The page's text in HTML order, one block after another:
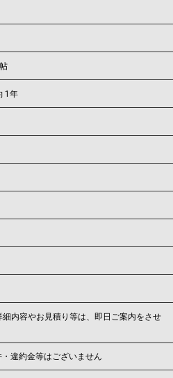
1年
細内容やお見積り等は、即日ご案内をさせ
違約金等はございません